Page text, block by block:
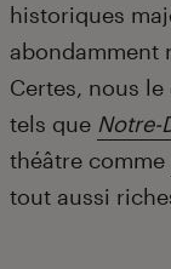
historiques
abondamment
Certes, nous
tels que Notre-
théâtre comme
tout aussi